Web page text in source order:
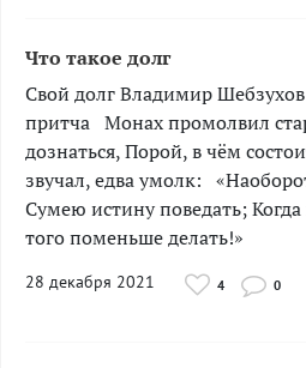
Что такое долг
Свой долг Владимир
притча Монах промолвил
дознаться, Порой, в чём
звучал, едва умолк:
Сумею истину поведать;
того поменьше делать!» ­­­­­­­
28 декабря 2021 4 0